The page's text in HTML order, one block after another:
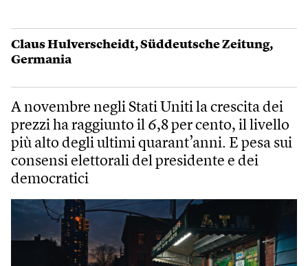
Claus Hulverscheidt,Süddeutsche Zeitung,
Germania
A novembre negli Stati Uniti la crescita dei
prezzi ha raggiunto il 6,8 per cento, il livello
più alto degli ultimi quarant’anni. E pesa sui
consensi elettorali del presidente e dei
democratici